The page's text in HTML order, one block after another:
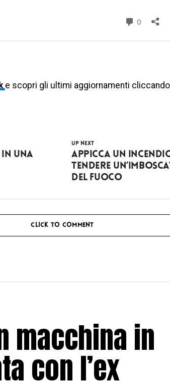
e scopri gli ultimi aggiornamenti cliccando
UP NEXT
Appicca un
tendere
del fuoco
una
CLICK TO COMMENT
macchina in
con l’ex